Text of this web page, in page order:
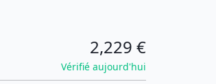
2,229 €
Vérifié aujourd'hui